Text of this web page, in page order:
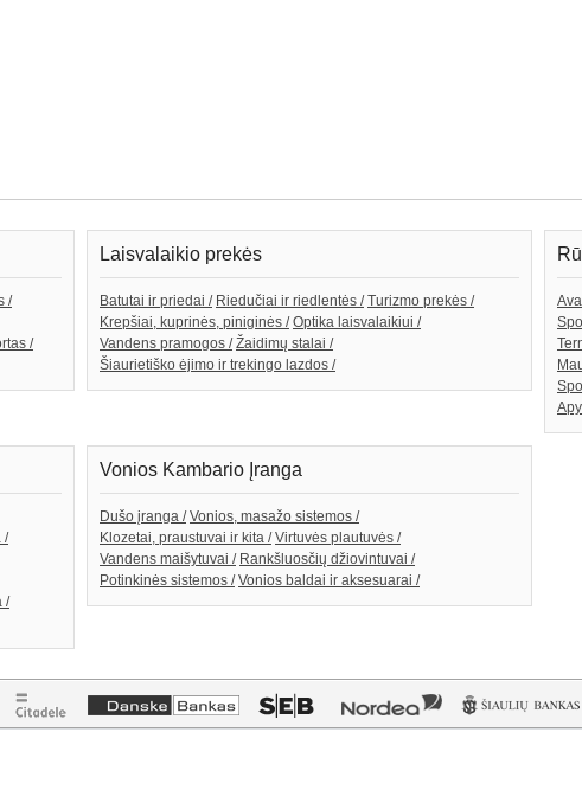
/
/
Laisvalaikio prekės
Batutai ir priedai / Riedučiai ir riedlentės / Turizmo prekės /
Krepšiai, kuprinės, piniginės / Optika laisvalaikiui /
Vandens pramogos / Žaidimų stalai /
Šiaurietiško ėjimo ir trekingo lazdos /
/
/
Vonios Kambario Įranga
Dušo įranga / Vonios, masažo sistemos /
Klozetai, praustuvai ir kita / Virtuvės plautuvės /
Vandens maišytuvai / Rankšluosčių džiovintuvai /
Potinkinės sistemos / Vonios baldai ir aksesuarai /